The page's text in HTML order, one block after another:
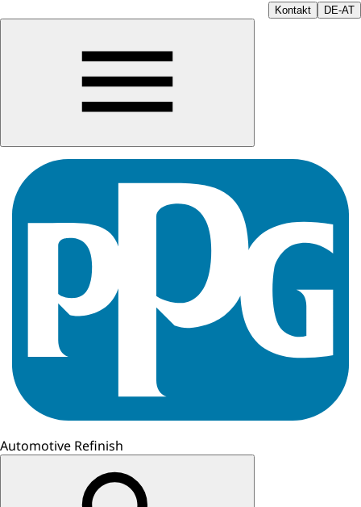
Kontakt DE-AT
Automotive Refinish